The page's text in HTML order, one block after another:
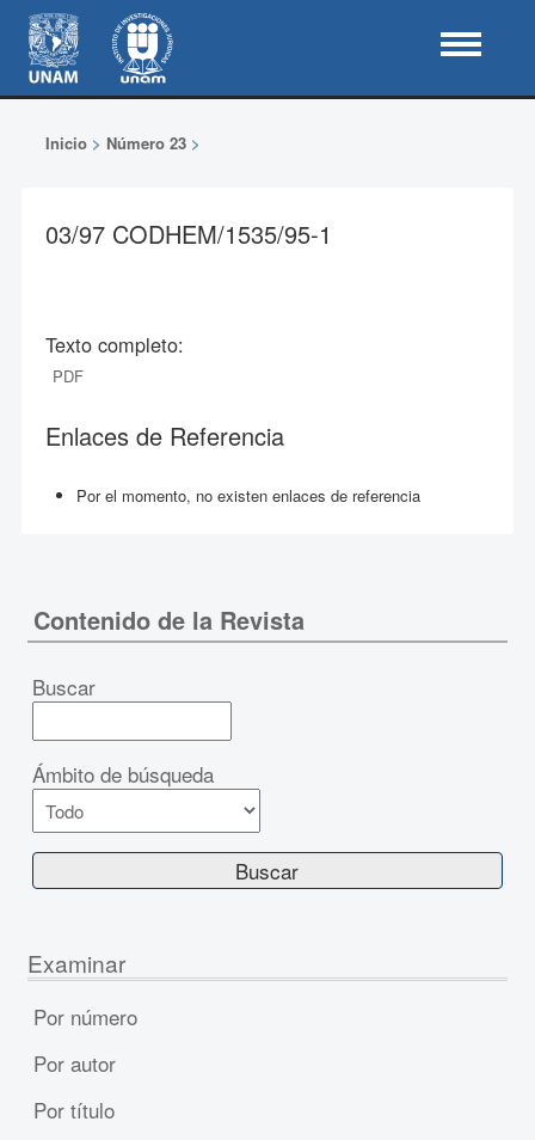
Inicio> Número 23>
03/97 CODHEM/1535/95-1
Texto completo:
PDF
Enlaces de Referencia
Por el momento, no existen enlaces de referencia
Contenido de la Revista
Buscar
Ámbito de búsqueda
Examinar
Por número
Por autor
Por título